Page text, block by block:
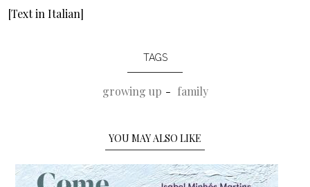
[Text in Italian]
TAGS
growing up family
YOU MAY ALSO LIKE